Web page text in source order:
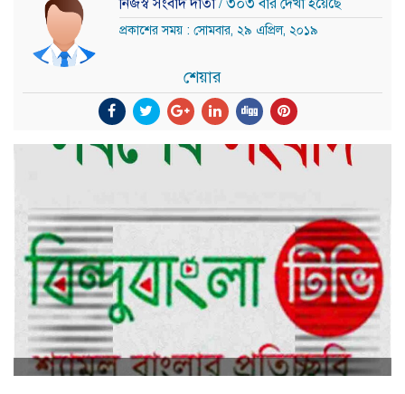
নিজস্ব সংবাদ দাতা/ ৩০৩ বার দেখা হয়েছে
প্রকাশের সময় : সোমবার, ২৯ এপ্রিল, ২০১৯
শেয়ার